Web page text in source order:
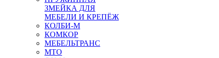
ЗМЕЙКА ДЛЯ
МЕБЕЛИ И КРЕПЁЖ
КОЛБИ-М
КОМКОР
МЕБЕЛЬТРАНС
MTO